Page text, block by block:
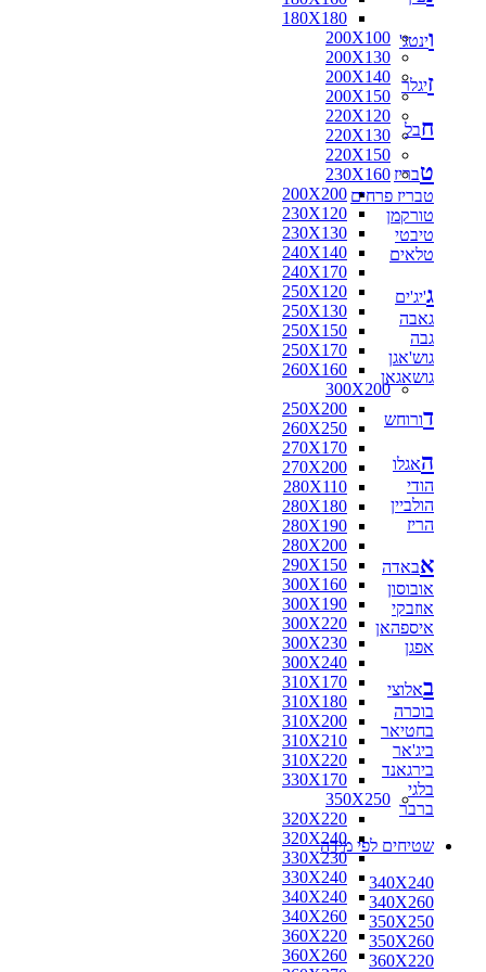
180X180
200X100
200X130
200X140
200X150
220X120
220X130
220X150
230X160
200X200
230X120
230X130
240X140
240X170
250X120
250X130
250X150
250X170
260X160
300X200
250X200
260X250
270X170
270X200
280X110
280X180
280X190
280X200
290X150
300X160
300X190
300X220
300X230
300X240
310X170
310X180
310X200
310X210
310X220
330X170
350X250
320X220
320X240
330X230
330X240
340X240
340X260
360X220
360X260
וינטג'
זיגלר
חבל
טבריז
טבריז פרחים
טורקמן
טיבטי
טלאים
ג'יג'ים
גאבה
גבה
גוש'אגן
גושאגאן
דורוחש
האגלו
הודי
הולביין
הריז
אבאדה
אובוסון
אוזבקי
איספהאן
אפגן
באלוצי
בוכרה
בחטיאר
ביג'אר
בירגאנד
בלגי
ברבר
שטיחים לפי מידה
340X240
340X260
350X250
350X260
360X220